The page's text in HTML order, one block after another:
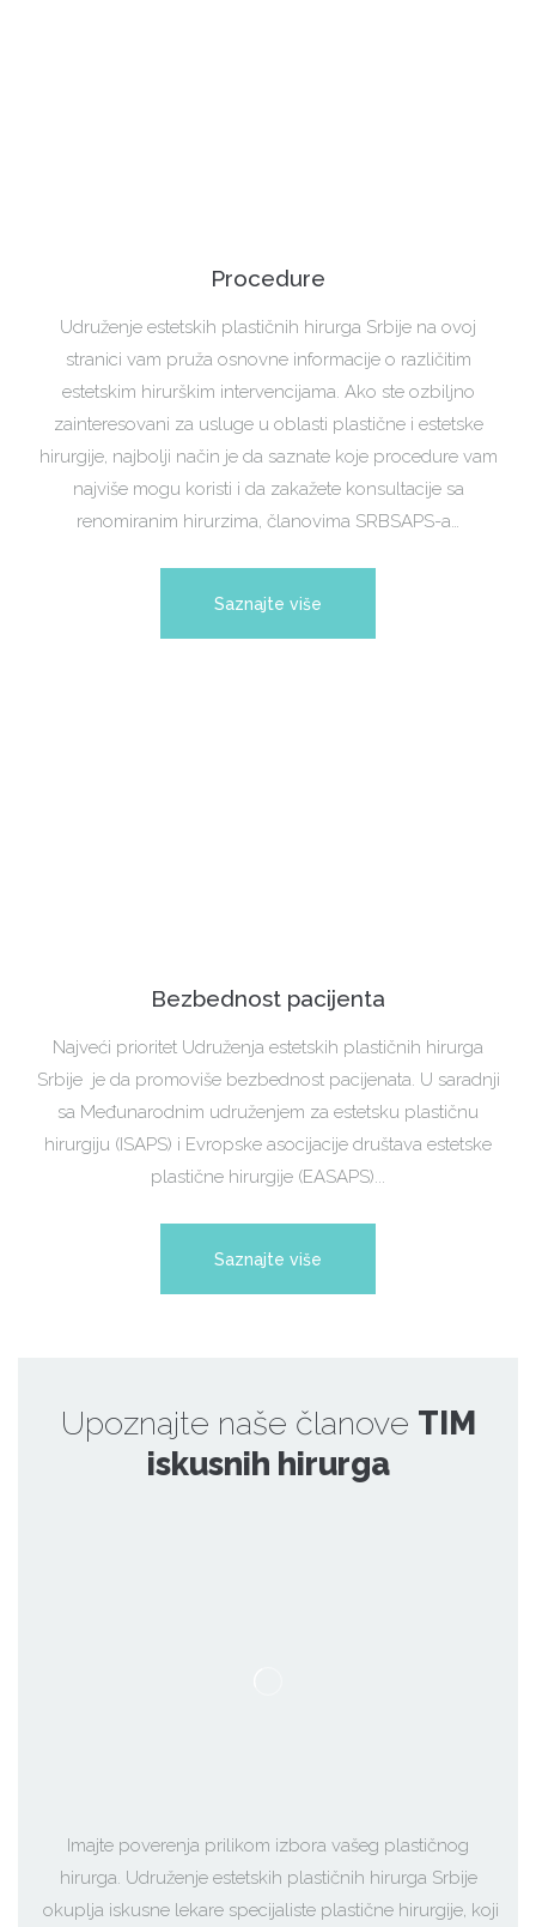
Procedure
Udruženje estetskih plastičnih hirurga Srbije na ovoj
stranici vam pruža osnovne informacije o različitim
estetskim hirurškim intervencijama. Ako ste ozbiljno
zainteresovani za usluge u oblasti plastične i estetske
hirurgije, najbolji način je da saznate koje procedure vam
najviše mogu koristi i da zakažete konsultacije sa
renomiranim hirurzima, članovima SRBSAPS-a…
Saznajte više
Bezbednost pacijenta
Najveći prioritet Udruženja estetskih plastičnih hirurga
Srbije je da promoviše bezbednost pacijenata. U saradnji
sa Međunarodnim udruženjem za estetsku plastičnu
hirurgiju (ISAPS) i Evropske asocijacije društava estetske
plastične hirurgije (EASAPS)...
Saznajte više
Upoznajte naše članove TIM
iskusnih hirurga
Imajte poverenja prilikom izbora vašeg plastičnog
hirurga. Udruženje estetskih plastičnih hirurga Srbije
okuplja iskusne lekare specijaliste plastične hirurgije, koji